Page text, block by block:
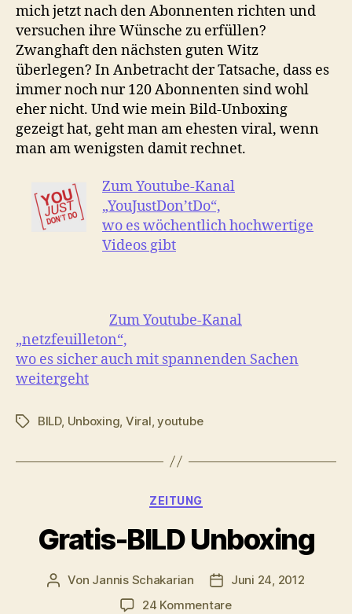
mich jetzt nach den Abonnenten richten und
versuchen ihre Wünsche zu erfüllen?
Zwanghaft den nächsten guten Witz
überlegen? In Anbetracht der Tatsache, dass es
immer noch nur 120 Abonnenten sind wohl
eher nicht. Und wie mein Bild-Unboxing
gezeigt hat, geht man am ehesten viral, wenn
man am wenigsten damit rechnet.
Zum Youtube-Kanal
„YouJustDon’tDo“,
wo es wöchentlich hochwertige
Videos gibt
Zum Youtube-Kanal
„netzfeuilleton“,
wo es sicher auch mit spannenden Sachen
weitergeht
Schlagwörter
BILD, Unboxing, Viral,youtube
Kategorien
ZEITUNG
Gratis-BILD Unboxing
Beitragsautor
Von Jannis Schakarian Veröffentlichungsdatum
Juni 24, 2012
24 Kommentarezu